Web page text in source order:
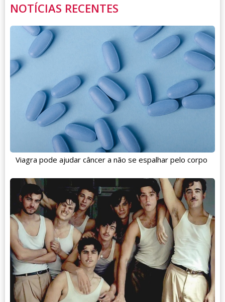
NOTÍCIAS RECENTES
Viagra pode ajudar câncer a não se espalhar pelo corpo